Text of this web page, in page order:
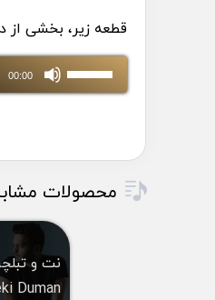
قطعه زیر، بخشی از دموی نواخته
پخش‌کننده
صوت
00:00
برای
افزایش
از
بالا
و
محصولات
نت و